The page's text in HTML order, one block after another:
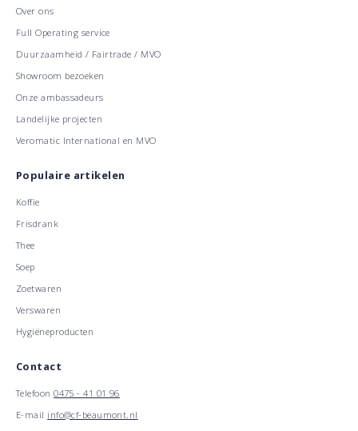
Over ons
Full Operating service
Duurzaamheid / Fairtrade / MVO
Showroom bezoeken
Onze ambassadeurs
Landelijke projecten
Veromatic International en MVO
Populaire artikelen
Koffie
Frisdrank
Thee
Soep
Zoetwaren
Verswaren
Hygiëneproducten
Contact
Telefoon0475 - 41 01 96
E-mail info@cf-beaumont.nl